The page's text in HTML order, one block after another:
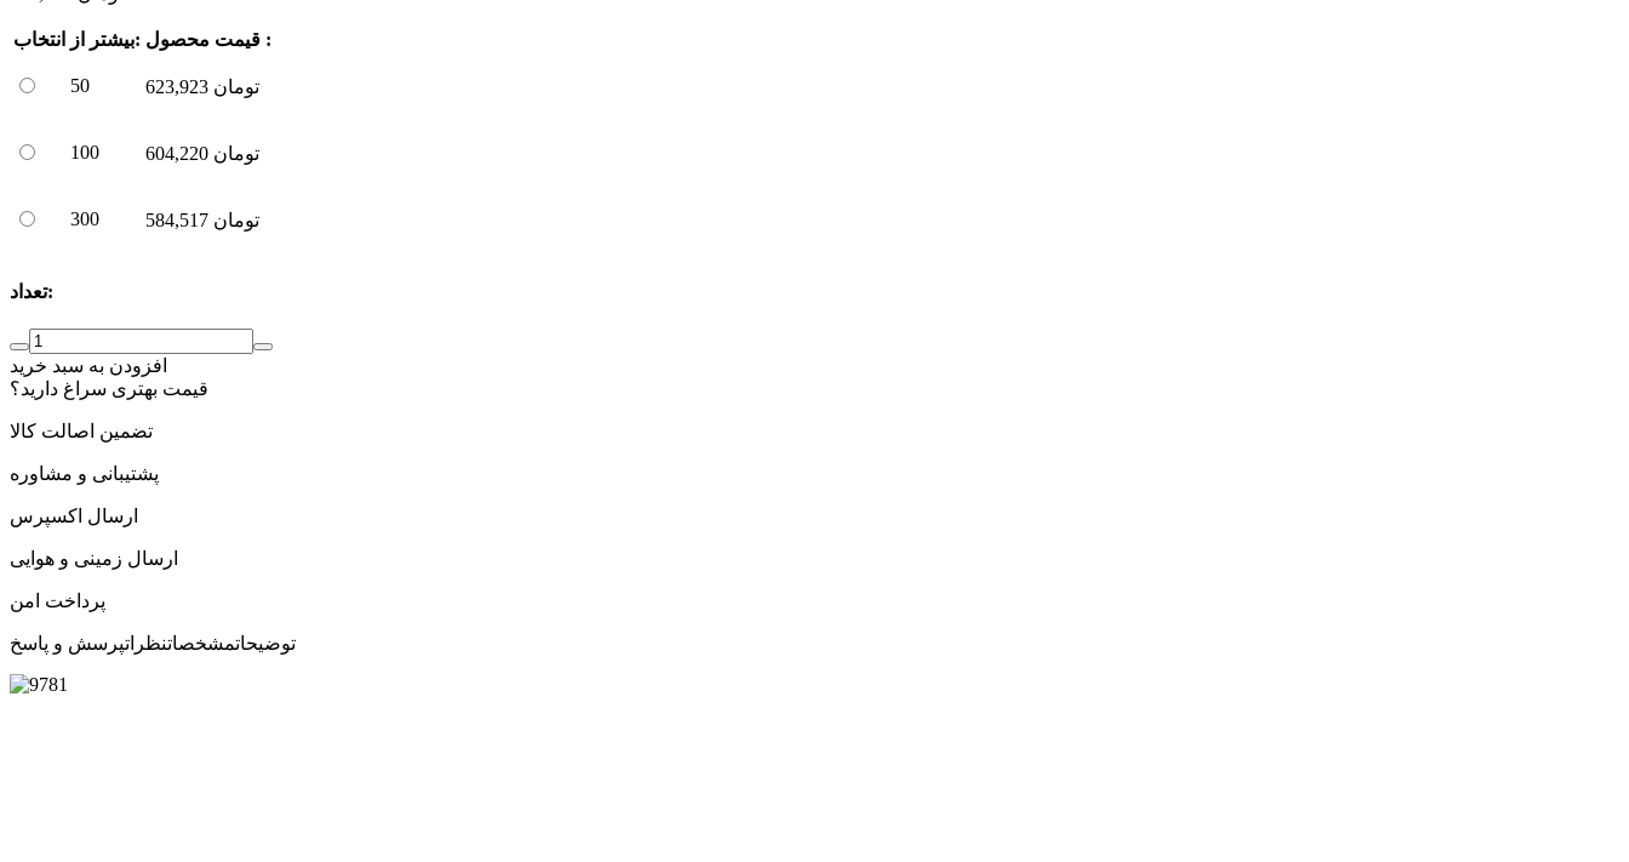
انتخاب بیشتر از: قیمت محصول :
50 623,923 تومان
100 604,220 تومان
300 584,517 تومان
تعداد:
افزودن به سبد خرید
قیمت بهتری سراغ دارید؟
تضمین اصالت کالا
پشتیبانی و مشاوره
ارسال اکسپرس
ارسال زمینی و هوایی
پرداخت امن
توضیحاتمشخصاتنظراتپرسش و پاسخ